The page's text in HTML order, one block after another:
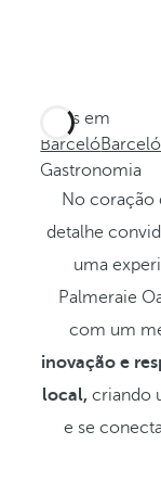
Estes em
Barceló
Gastronomia
No coração
detalhe
uma
Palmeraie
com um
inovação e
local, criando
e se